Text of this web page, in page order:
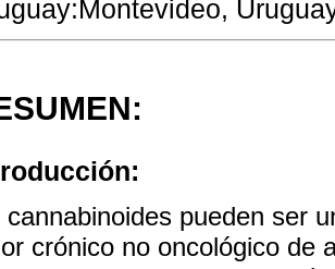
cannabinoides pueden ser
crónico no oncológico de